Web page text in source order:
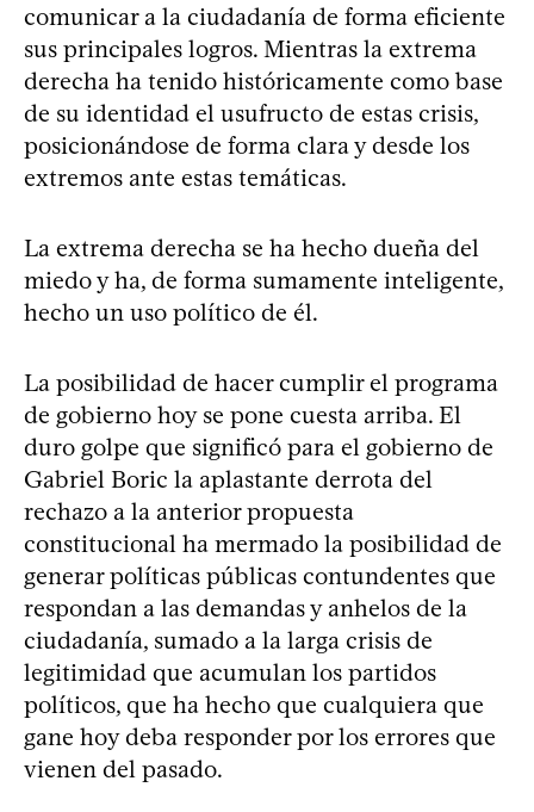
comunicar a la ciudadanía de forma eficiente
sus principales logros. Mientras la extrema
derecha ha tenido históricamente como base
de su identidad el usufructo de estas crisis,
posicionándose de forma clara y desde los
extremos ante estas temáticas.
La extrema derecha se ha hecho dueña del
miedo y ha, de forma sumamente inteligente,
hecho un uso político de él.
La posibilidad de hacer cumplir el programa
de gobierno hoy se pone cuesta arriba. El
duro golpe que significó para el gobierno de
Gabriel Boric la aplastante derrota del
rechazo a la anterior propuesta
constitucional ha mermado la posibilidad de
generar políticas públicas contundentes que
respondan a las demandas y anhelos de la
ciudadanía, sumado a la larga crisis de
legitimidad que acumulan los partidos
políticos, que ha hecho que cualquiera que
gane hoy deba responder por los errores que
vienen del pasado.